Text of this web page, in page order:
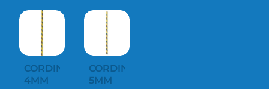
CORDINO
4MM
CORDINO
5MM